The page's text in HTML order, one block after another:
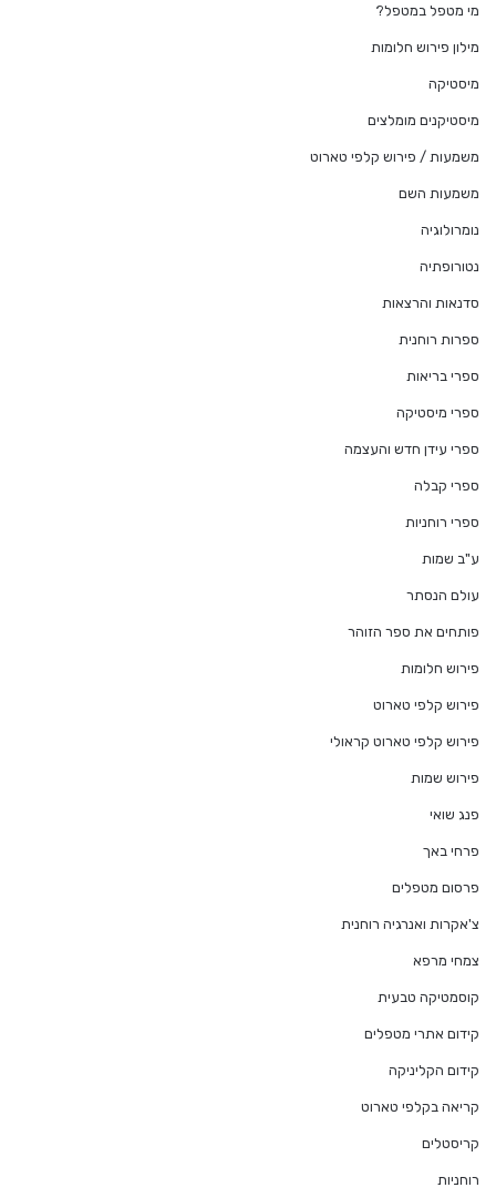
מי מטפל במטפל?
מילון פירוש חלומות
מיסטיקה
מיסטיקנים מומלצים
משמעות / פירוש קלפי טארוט
משמעות השם
נומרולוגיה
נטורופתיה
סדנאות והרצאות
ספרות רוחנית
ספרי בריאות
ספרי מיסטיקה
ספרי עידן חדש והעצמה
ספרי קבלה
ספרי רוחניות
ע"ב שמות
עולם הנסתר
פותחים את ספר הזוהר
פירוש חלומות
פירוש קלפי טארוט
פירוש קלפי טארוט קראולי
פירוש שמות
פנג שואי
פרחי באך
פרסום מטפלים
צ'אקרות ואנרגיה רוחנית
צמחי מרפא
קוסמטיקה טבעית
קידום אתרי מטפלים
קידום הקליניקה
קריאה בקלפי טארוט
קריסטלים
רוחניות